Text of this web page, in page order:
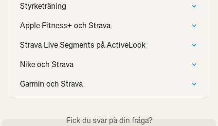
Styrketräning
Apple Fitness+ och Strava
Strava Live Segments på ActiveLook
Nike och Strava
Garmin och Strava
Fick du svar på din fråga?